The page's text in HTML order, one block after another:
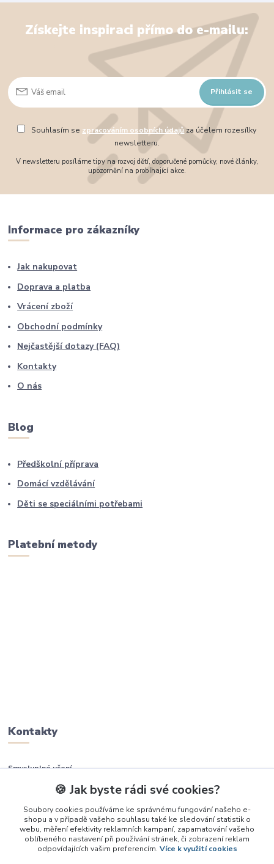
Získejte inspiraci přímo do e-mailu:
Přihlásit se
Souhlasím se zpracováním osobních údajůza účelem rozesílky
newsletteru.
V newsletteru posíláme tipy na rozvoj dětí, doporučené pomůcky, nové články,
upozornění na probíhající akce.
Informace pro zákazníky
Jak nakupovat
Doprava a platba
Vrácení zboží
Obchodní podmínky
Nejčastější dotazy (FAQ)
Kontakty
O nás
Blog
Předškolní příprava
Domácí vzdělávání
Děti se speciálními potřebami
Platební metody
Kontakty
Smysluplné učení
+420 737 937 936
info@smysluplneuceni.cz
🍪 Jak byste rádi své cookies?
Soubory cookies používáme ke správnému fungování našeho e-
shopu a v případě vašeho souhlasu také ke sledování statistik o
webu, měření efektivity reklamních kampaní, zapamatování vašeho
oblíbeného nastavení při používání stránek, či zobrazení reklam
odpovídajících vašim preferencím. Více k využití cookies